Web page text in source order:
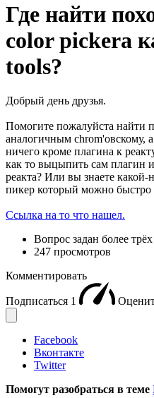
Где найти
color pickera
tools?
Добрый день друзья.
Помогите пожалуйста найти
аналогичным chrom'овскому,
ничего кроме плагина к
как то выцыпить сам плагин
реакта? Или вы знаете
пикер который можно быстро
Ссылка на то что нашел.
Вопрос задан более
247 просмотров
Комментировать
Подписаться 1
Facebook
Вконтакте
Twitter
Помогут разобраться в теме